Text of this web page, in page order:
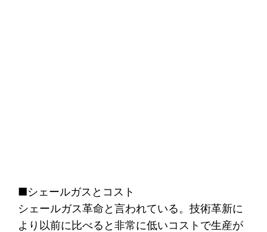
■シェールガスとコスト
シェールガス革命と言われている。技術革新に
より以前に比べると非常に低いコストで生産が